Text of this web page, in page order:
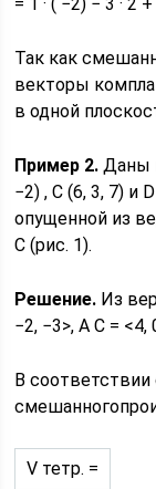
Так как
векторы
в одной
Пример 2. Даны
−2) , C (6, 3, 7) и
опущенной из
C (рис. 1).
Решение. Из
−2, −3>, A C = <4,
В
V тетр. =